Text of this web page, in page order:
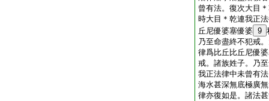
曾有法。復次大目
時大目＊乾連我正
丘尼優婆塞優婆 9
乃至命盡終不犯戒
律爲比丘比丘尼優
戒。諸族姓子。乃
我正法律中未曾有
海水甚深無底極廣
律亦復如是。諸法